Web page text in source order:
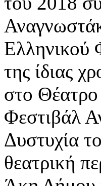
Ελληνικού
της ίδιας
στο
Φεστιβάλ
Δυστυχία
θεατρική